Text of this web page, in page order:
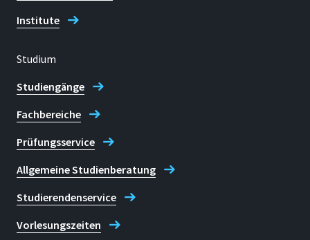
Institute
Studium
Studiengänge
Fachbereiche
Prüfungsservice
Allgemeine Studienberatung
Studierendenservice
Vorlesungszeiten